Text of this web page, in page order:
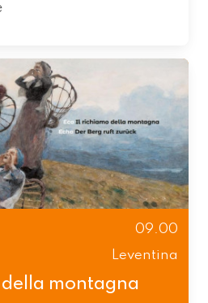
09.00
Leventina
montagna